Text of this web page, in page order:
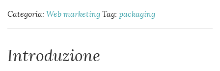
Categoria: Web marketing Tag: packaging
Introduzione